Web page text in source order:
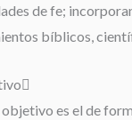
de fe;
bíblicos,
es el de